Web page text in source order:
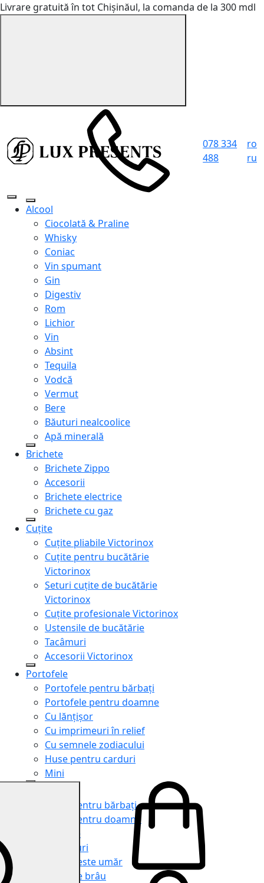
Livrare gratuită în tot Chișinăul, la comanda de la 300 mdl
078 334
488
ro
ru
Alcool
Ciocolată & Praline
Whisky
Coniac
Vin spumant
Gin
Digestiv
Rom
Lichior
Vin
Absint
Tequila
Vodcă
Vermut
Bere
Băuturi nealcoolice
Apă minerală
Brichete
Brichete Zippo
Accesorii
Brichete electrice
Brichete cu gaz
Cuțite
Cuțite pliabile Victorinox
Cuțite pentru bucătărie
Victorinox
Seturi cuțite de bucătărie
Victorinox
Cuțite profesionale Victorinox
Ustensile de bucătărie
Tacâmuri
Accesorii Victorinox
Portofele
Portofele pentru bărbați
Portofele pentru doamne
Cu lănțișor
Cu imprimeuri în relief
Cu semnele zodiacului
Huse pentru carduri
Mini
Genți pentru bărbați
Genți pentru doamne
Serviete
Rucsacuri
Genți peste umăr
Genți de brâu